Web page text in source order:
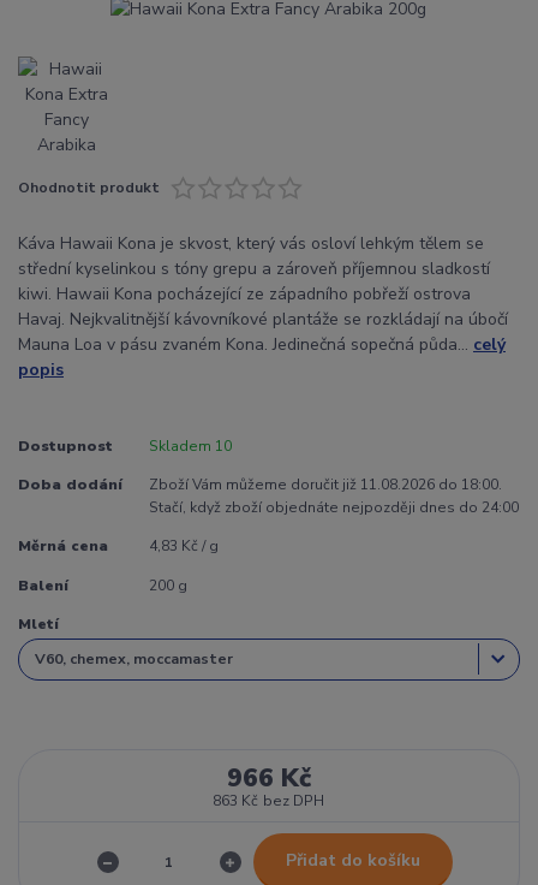
Ohodnotit produkt
Káva Hawaii Kona je skvost, který vás osloví lehkým tělem se
střední kyselinkou s tóny grepu a zároveň příjemnou sladkostí
kiwi. Hawaii Kona pocházející ze západního pobřeží ostrova
Havaj. Nejkvalitnější kávovníkové plantáže se rozkládají na úbočí
Mauna Loa v pásu zvaném Kona. Jedinečná sopečná půda... celý
popis
Dostupnost Skladem 10
Doba dodání
Zboží Vám můžeme doručit již 11.08.2026 do 18:00.
Stačí, když zboží objednáte nejpozději dnes do 24:00
Měrná cena 4,83 Kč / g
Balení 200 g
Mletí
966 Kč
863 Kč bez DPH
Přidat do košíku